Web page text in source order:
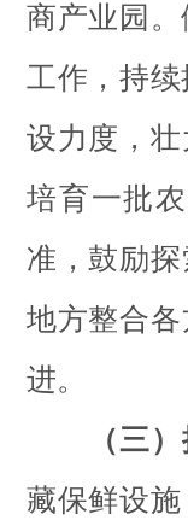
商产业园
工作，持
设力度，
培育一批
准，鼓励
地方整合
进。
（三
藏保鲜设